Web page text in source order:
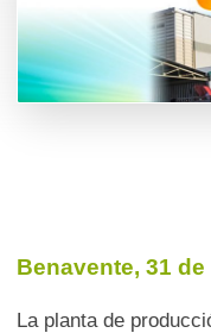
Benavente, 31
La planta de